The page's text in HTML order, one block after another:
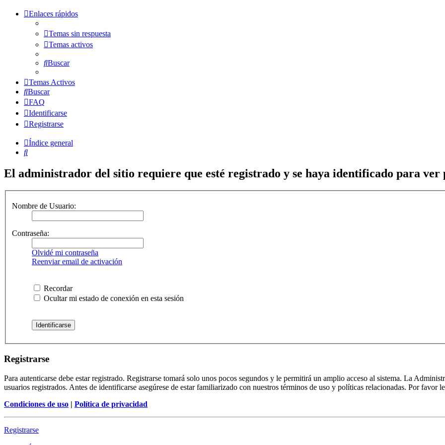
Enlaces rápidos
Temas sin respuesta
Temas activos
Buscar
Temas Activos
Buscar
FAQ
Identificarse
Registrarse
Índice general
Buscar
El administrador del sitio requiere que esté registrado y se haya identificado para ver
Nombre de Usuario:
Contraseña:
Olvidé mi contraseña
Reenviar email de activación
Recordar
Ocultar mi estado de conexión en esta sesión
Registrarse
Para autenticarse debe estar registrado. Registrarse tomará solo unos pocos segundos y le permitirá un amplio acceso al sistema. La
usuarios registrados. Antes de identificarse asegúrese de estar familiarizado con nuestros términos de uso y políticas relacionadas. Por favor
Condiciones de uso | Política de privacidad
Registrarse